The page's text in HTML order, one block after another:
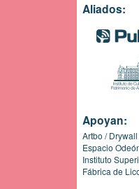
Aliados:
Apoyan:
Artbo
Espacio
Instituto
Fábrica de